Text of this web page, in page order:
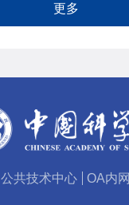
更多
公共技术中心 OA内网